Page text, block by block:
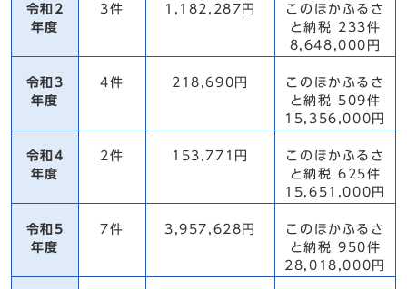
令和2
年度
3件 1,182,287円
このほかふるさ
と納税 233件
8,648,000円
令和3
年度
4件 218,690円
このほかふるさ
と納税 509件
15,356,000円
令和4
年度
2件 153,771円
このほかふるさ
と納税 625件
15,651,000円
令和5
年度
7件 3,957,628円
このほかふるさ
と納税 950件
28,018,000円